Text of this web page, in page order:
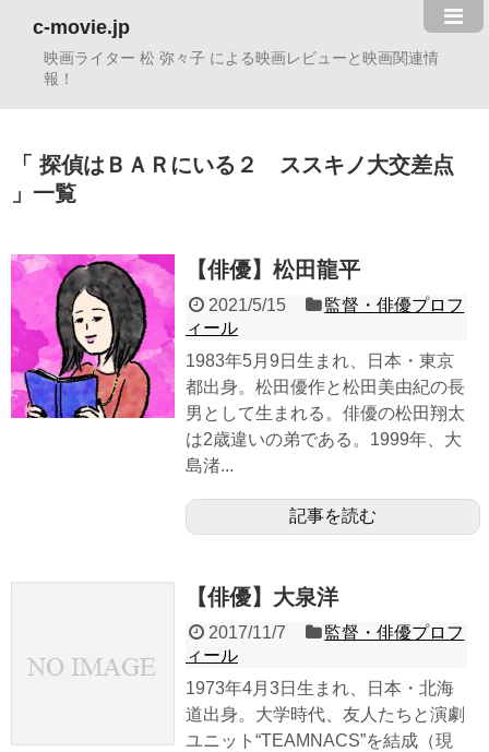
c-movie.jp
映画ライター 松 弥々子 による映画レビューと映画関連情
報！
探偵はＢＡＲにいる２ ススキノ大交差点
一覧
【俳優】松田龍平
2021/5/15
監督・俳優プロフ
ィール
1983年5月9日生まれ、日本・東京
都出身。松田優作と松田美由紀の長
男として生まれる。俳優の松田翔太
は2歳違いの弟である。1999年、大
島渚...
記事を読む
【俳優】大泉洋
2017/11/7
監督・俳優プロフ
ィール
1973年4月3日生まれ、日本・北海
道出身。大学時代、友人たちと演劇
ユニット“TEAMNACS”を結成（現